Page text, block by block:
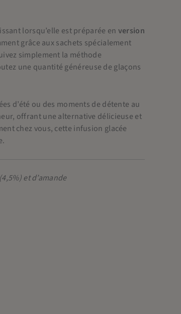
lorsqu’elle est préparée en version
grâce aux sachets spécialement
simplement la méthode
une quantité généreuse de glaçons
d’été ou des moments de détente au
offrant une alternative délicieuse et
chez vous, cette infusion glacée
et d’amande